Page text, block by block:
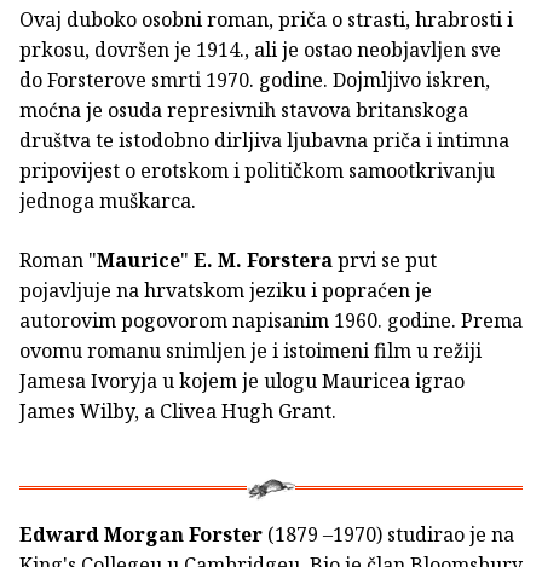
Ovaj duboko osobni roman, priča o strasti, hrabrosti i
prkosu, dovršen je 1914., ali je ostao neobjavljen sve
do Forsterove smrti 1970. godine. Dojmljivo iskren,
moćna je osuda represivnih stavova britanskoga
društva te istodobno dirljiva ljubavna priča i intimna
pripovijest o erotskom i političkom samootkrivanju
jednoga muškarca.
Roman "Maurice" E. M. Forsteraprvi se put
pojavljuje na hrvatskom jeziku i popraćen je
autorovim pogovorom napisanim 1960. godine. Prema
ovomu romanu snimljen je i istoimeni film u režiji
Jamesa Ivoryja u kojem je ulogu Mauricea igrao
James Wilby, a Clivea Hugh Grant.
Edward Morgan Forster (1879 –1970) studirao je na